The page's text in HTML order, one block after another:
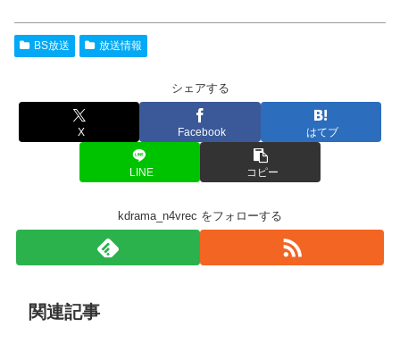
BS放送 放送情報
シェアする
X Facebook はてブ
LINE コピー
kdrama_n4vrec をフォローする
関連記事